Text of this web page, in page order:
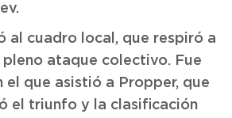
al cuadro local, que respiró a
pleno ataque colectivo. Fue
el que asistió a Propper, que
el triunfo y la clasificación